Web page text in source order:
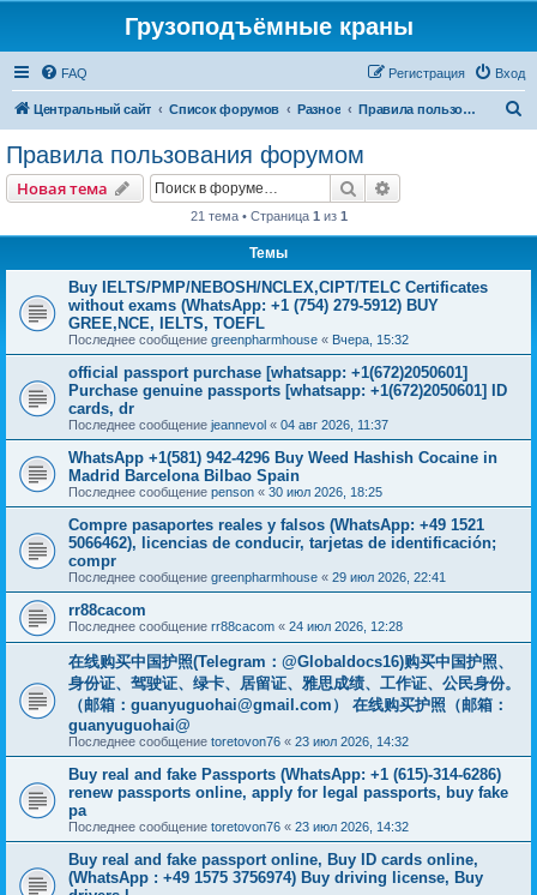
Грузоподъёмные краны
FAQ Вход
Регистрация
Центральный сайт Список форумов Разное Правила пользования форумом
Правила пользования форумом
Новая тема Поиск
21 тема • Страница 1 из 1
Темы
Buy IELTS/PMP/NEBOSH/NCLEX,CIPT/TELC Certificates
without exams (WhatsApp: +1 (754) 279-5912) BUY
GREE,NCE, IELTS, TOEFL
Последнее сообщение greenpharmhouse « Вчера, 15:32
official passport purchase [whatsapp: +1(672)2050601]
Purchase genuine passports [whatsapp: +1(672)2050601] ID
cards, dr
Последнее сообщение jeannevol « 04 авг 2026, 11:37
WhatsApp +1(581) 942-4296 Buy Weed Hashish Cocaine in
Madrid Barcelona Bilbao Spain
Последнее сообщение penson « 30 июл 2026, 18:25
Compre pasaportes reales y falsos (WhatsApp: +49 1521
5066462), licencias de conducir, tarjetas de identificación;
compr
Последнее сообщение greenpharmhouse « 29 июл 2026, 22:41
rr88cacom
Последнее сообщение rr88cacom « 24 июл 2026, 12:28
在线购买中国护照(Telegram：@Globaldocs16)购买中国护照、
身份证、驾驶证、绿卡、居留证、雅思成绩、工作证、公民身份。
（邮箱： guanyuguohai@gmail.com ） 在线购买护照（邮箱：
guanyuguohai@
Последнее сообщение toretovon76 « 23 июл 2026, 14:32
Buy real and fake Passports (WhatsApp: +1 (615)-314-6286)
renew passports online, apply for legal passports, buy fake
pa
Последнее сообщение toretovon76 « 23 июл 2026, 14:32
Buy real and fake passport online, Buy ID cards online,
(WhatsApp : +49 1575 3756974) Buy driving license, Buy